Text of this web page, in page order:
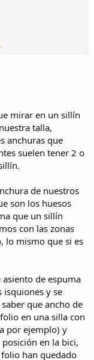
unas directrices y
ya (hace
debería de ser
con el cambio!!
para que reaccione...
estrenado bici).
mirar en un sillín
talla,
anchuras que
suelen tener 2 o
de nuestros
son los huesos
que un sillín
con las zonas
lo mismo que si es
asiento de espuma
isquiones y se
que ancho de
en una silla con
por ejemplo) y
en la bici,
han quedado